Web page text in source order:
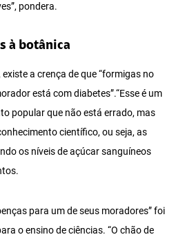
pondera.
à botânica
a crença de que “formigas no
está com diabetes”.“Esse é um
popular que não está errado, mas
científico, ou seja, as
os níveis de açúcar sanguíneos
para um de seus moradores” foi
o ensino de ciências. “O chão de